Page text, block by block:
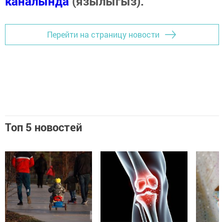
Перейти на страницу новости
Топ 5 новостей